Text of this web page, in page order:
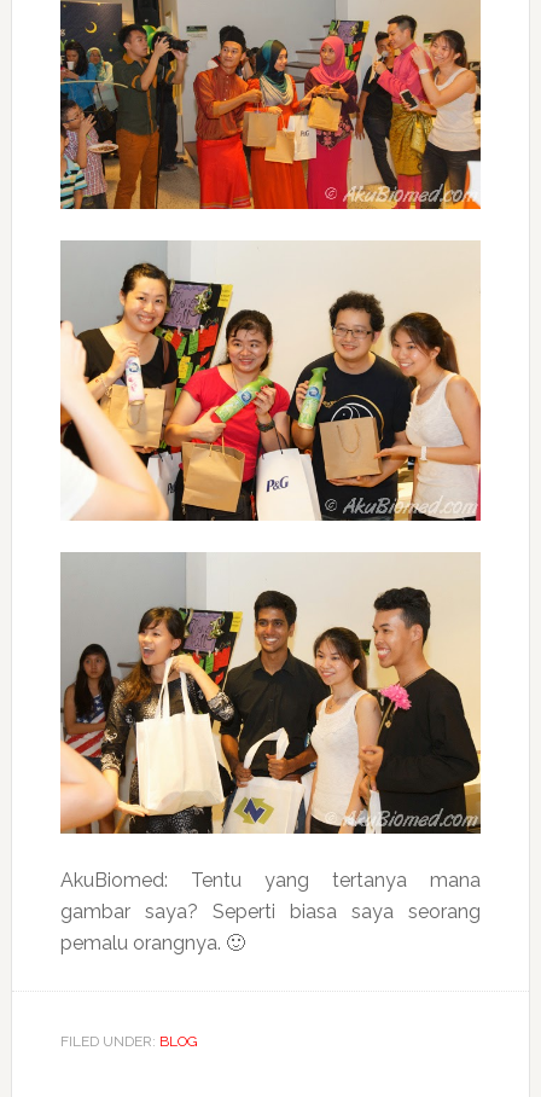
AkuBiomed: Tentu yang tertanya mana
gambar saya? Seperti biasa saya seorang
pemalu orangnya. 🙂
FILED UNDER: BLOG